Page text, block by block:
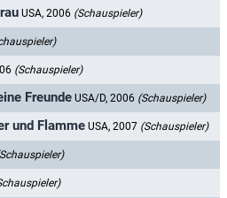
USA, 2006 (Schauspieler)
(Schauspieler)
Freunde USA/D, 2006 (Schauspieler)
und Flamme USA, 2007 (Schauspieler)